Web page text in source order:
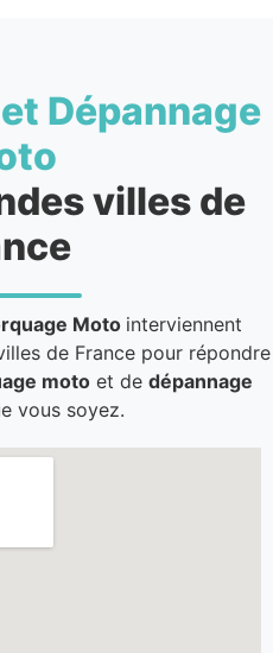
Dépannage
villes de
Moto interviennent
de France pour répondre
motoet de dépannage
vous soyez.